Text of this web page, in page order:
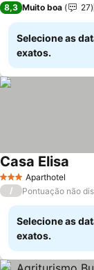
8,3 Muito boa 27
Selecione as
exatos.
3 EstrelasAparthotel
Casa Elisa
/ Pontuação não
Selecione as
exatos.